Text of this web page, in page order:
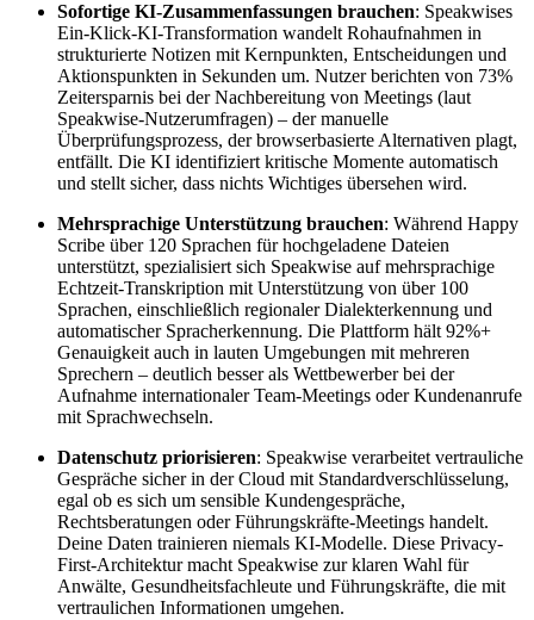
Sofortige KI-Zusammenfassungen brauchen: Speakwises
Ein-Klick-KI-Transformation wandelt Rohaufnahmen in
strukturierte Notizen mit Kernpunkten, Entscheidungen und
Aktionspunkten in Sekunden um. Nutzer berichten von 73%
Zeitersparnis bei der Nachbereitung von Meetings (laut
Speakwise-Nutzerumfragen) – der manuelle
Überprüfungsprozess, der browserbasierte Alternativen plagt,
entfällt. Die KI identifiziert kritische Momente automatisch
und stellt sicher, dass nichts Wichtiges übersehen wird.
Mehrsprachige Unterstützung brauchen: Während Happy
Scribe über 120 Sprachen für hochgeladene Dateien
unterstützt, spezialisiert sich Speakwise auf mehrsprachige
Echtzeit-Transkription mit Unterstützung von über 100
Sprachen, einschließlich regionaler Dialekterkennung und
automatischer Spracherkennung. Die Plattform hält 92%+
Genauigkeit auch in lauten Umgebungen mit mehreren
Sprechern – deutlich besser als Wettbewerber bei der
Aufnahme internationaler Team-Meetings oder Kundenanrufe
mit Sprachwechseln.
Datenschutz priorisieren: Speakwise verarbeitet vertrauliche
Gespräche sicher in der Cloud mit Standardverschlüsselung,
egal ob es sich um sensible Kundengespräche,
Rechtsberatungen oder Führungskräfte-Meetings handelt.
Deine Daten trainieren niemals KI-Modelle. Diese Privacy-
First-Architektur macht Speakwise zur klaren Wahl für
Anwälte, Gesundheitsfachleute und Führungskräfte, die mit
vertraulichen Informationen umgehen.